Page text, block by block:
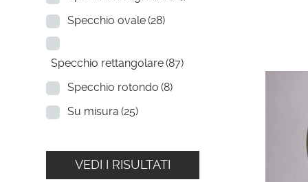
Specchio ovale(28)
Specchio rettangolare(87)
Specchio rotondo (8)
Su misura (25)
VEDI I RISULTATI